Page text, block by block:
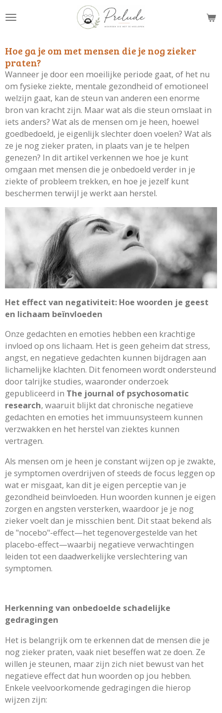
direct
de
hoofdinhoud
Hoe ga je om met mensen die je nog zieker
praten?
Wanneer je door een moeilijke periode gaat, of het nu
om fysieke ziekte, mentale gezondheid of emotioneel
welzijn gaat, kan de steun van anderen een enorme
bron van kracht zijn. Maar wat als die steun omslaat in
iets anders? Wat als de mensen om je heen, hoewel
goedbedoeld, je eigenlijk slechter doen voelen? Wat als
ze je nog zieker praten, in plaats van je te helpen
genezen? In dit artikel verkennen we hoe je kunt
omgaan met mensen die je onbedoeld verder in je
ziekte of probleem trekken, en hoe je jezelf kunt
beschermen terwijl je werkt aan herstel.
Het effect van negativiteit: Hoe woorden je geest
en lichaam beïnvloeden
Onze gedachten en emoties hebben een krachtige
invloed op ons lichaam. Het is geen geheim dat stress,
angst, en negatieve gedachten kunnen bijdragen aan
lichamelijke klachten. Dit fenomeen wordt ondersteund
door talrijke studies, waaronder onderzoek
gepubliceerd in The journal of psychosomatic
research, waaruit blijkt dat chronische negatieve
gedachten en emoties het immuunsysteem kunnen
verzwakken en het herstel van ziektes kunnen
vertragen.
Als mensen om je heen je constant wijzen op je zwakte,
je symptomen overdrijven of steeds de focus leggen op
wat er misgaat, kan dit je eigen perceptie van je
gezondheid beïnvloeden. Hun woorden kunnen je eigen
zorgen en angsten versterken, waardoor je je nog
zieker voelt dan je misschien bent. Dit staat bekend als
de "nocebo"-effect—het tegenovergestelde van het
placebo-effect—waarbij negatieve verwachtingen
leiden tot een daadwerkelijke verslechtering van
symptomen.
Herkenning van onbedoelde schadelijke
gedragingen
Het is belangrijk om te erkennen dat de mensen die je
nog zieker praten, vaak niet beseffen wat ze doen. Ze
willen je steunen, maar zijn zich niet bewust van het
negatieve effect dat hun woorden op jou hebben.
Enkele veelvoorkomende gedragingen die hierop
wijzen zijn: